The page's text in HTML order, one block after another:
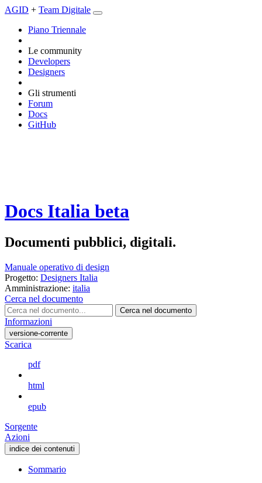
AGID + Team Digitale
Piano Triennale
Le community
Developers
Designers
Gli strumenti
Forum
Docs
GitHub
Docs Italia beta
Documenti pubblici, digitali.
Manuale operativo di design
Progetto: Designers Italia
Amministrazione: italia
Cerca nel documento
Cerca nel documento
Informazioni
versione-corrente
Scarica
pdf
html
epub
Sorgente
Azioni
indice dei contenuti
Sommario